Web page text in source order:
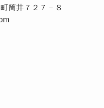
筒井７２７－８